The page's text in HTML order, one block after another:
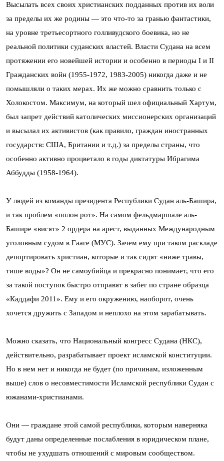
Высылать всех своих христианских подданных против их воли
за пределы их же родины — это что-то за гранью фантастики,
на уровне третьесортного голливудского боевика, но не
реальной политики суданских властей. Власти Судана на всем
протяжении его новейшей истории и особенно в периоды I и II
Гражданских войн (1955-1972, 1983-2005) никогда даже и не
помышляли о таких мерах. Их же можно сравнить только с
Холокостом. Максимум, на который шел официальный Хартум,
был запрет действий католических миссионерских организаций
и высылал их активистов (как правило, граждан иностранных
государств: США, Британии и т.д.) за пределы страны, что
особенно активно процветало в годы диктатуры Ибрагима
Аббудды (1958-1964).
У людей из команды президента Республики Судан аль-Башира,
и так проблем «полон рот». На самом фельдмаршале аль-
Башире «висят» 2 ордера на арест, выданных Международным
уголовным судом в Гааге (МУС). Зачем ему при таком раскладе
депортировать христиан, которые и так сидят «ниже травы,
тише воды»? Он не самоубийца и прекрасно понимает, что его
за такой поступок быстро отправят в забег по стране образца
«Каддафи 2011». Ему и его окружению, наоборот, очень
хочется дружить с Западом и неплохо на этом зарабатывать.
Можно сказать, что Национальный конгресс Судана (НКС),
действительно, разрабатывает проект исламской конституции.
Но в нем нет и никогда не будет (по причинам, изложенным
выше) слов о несовместимости Исламской республики Судан с
южанами-христианами.
Они — граждане этой самой республики, которым наверняка
будут даны определенные послабления в юридическом плане,
чтобы не ухудшать отношений с мировым сообществом.